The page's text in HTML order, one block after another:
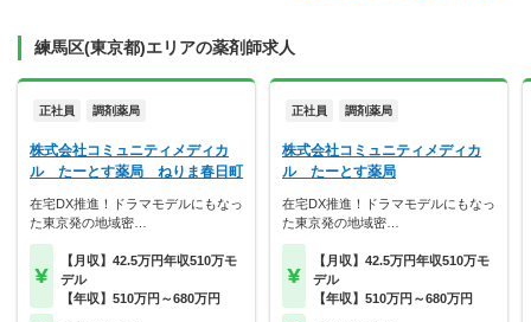
練馬区(東京都)エリアの薬剤師求人
正社員 調剤薬局
株式会社コミュニティメディカ
ル たーとす薬局 ねりま春日町
在宅DX推進！ドラマモデルにもなっ
た東京発の地域密…
【月収】42.5万円年収510万モ
デル
【年収】510万円～680万円
正社員 調剤薬局
株式会社コミュニティメディカ
ル たーとす薬局
在宅DX推進！ドラマモデルにもなっ
た東京発の地域密…
【月収】42.5万円年収510万モ
デル
【年収】510万円～680万円